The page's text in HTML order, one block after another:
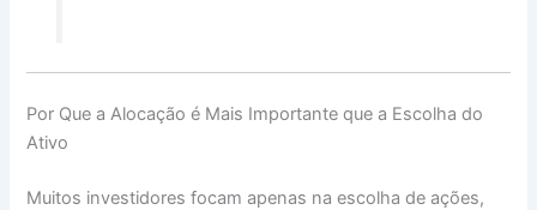
Por Que a Alocação é Mais Importante que a Escolha do
Ativo
Muitos investidores focam apenas na escolha de ações,